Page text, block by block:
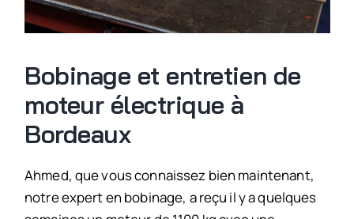
Bobinage et entretien de
moteur électrique à
Bordeaux
Ahmed, que vous connaissez bien maintenant,
notre expert en bobinage, a reçu il y a quelques